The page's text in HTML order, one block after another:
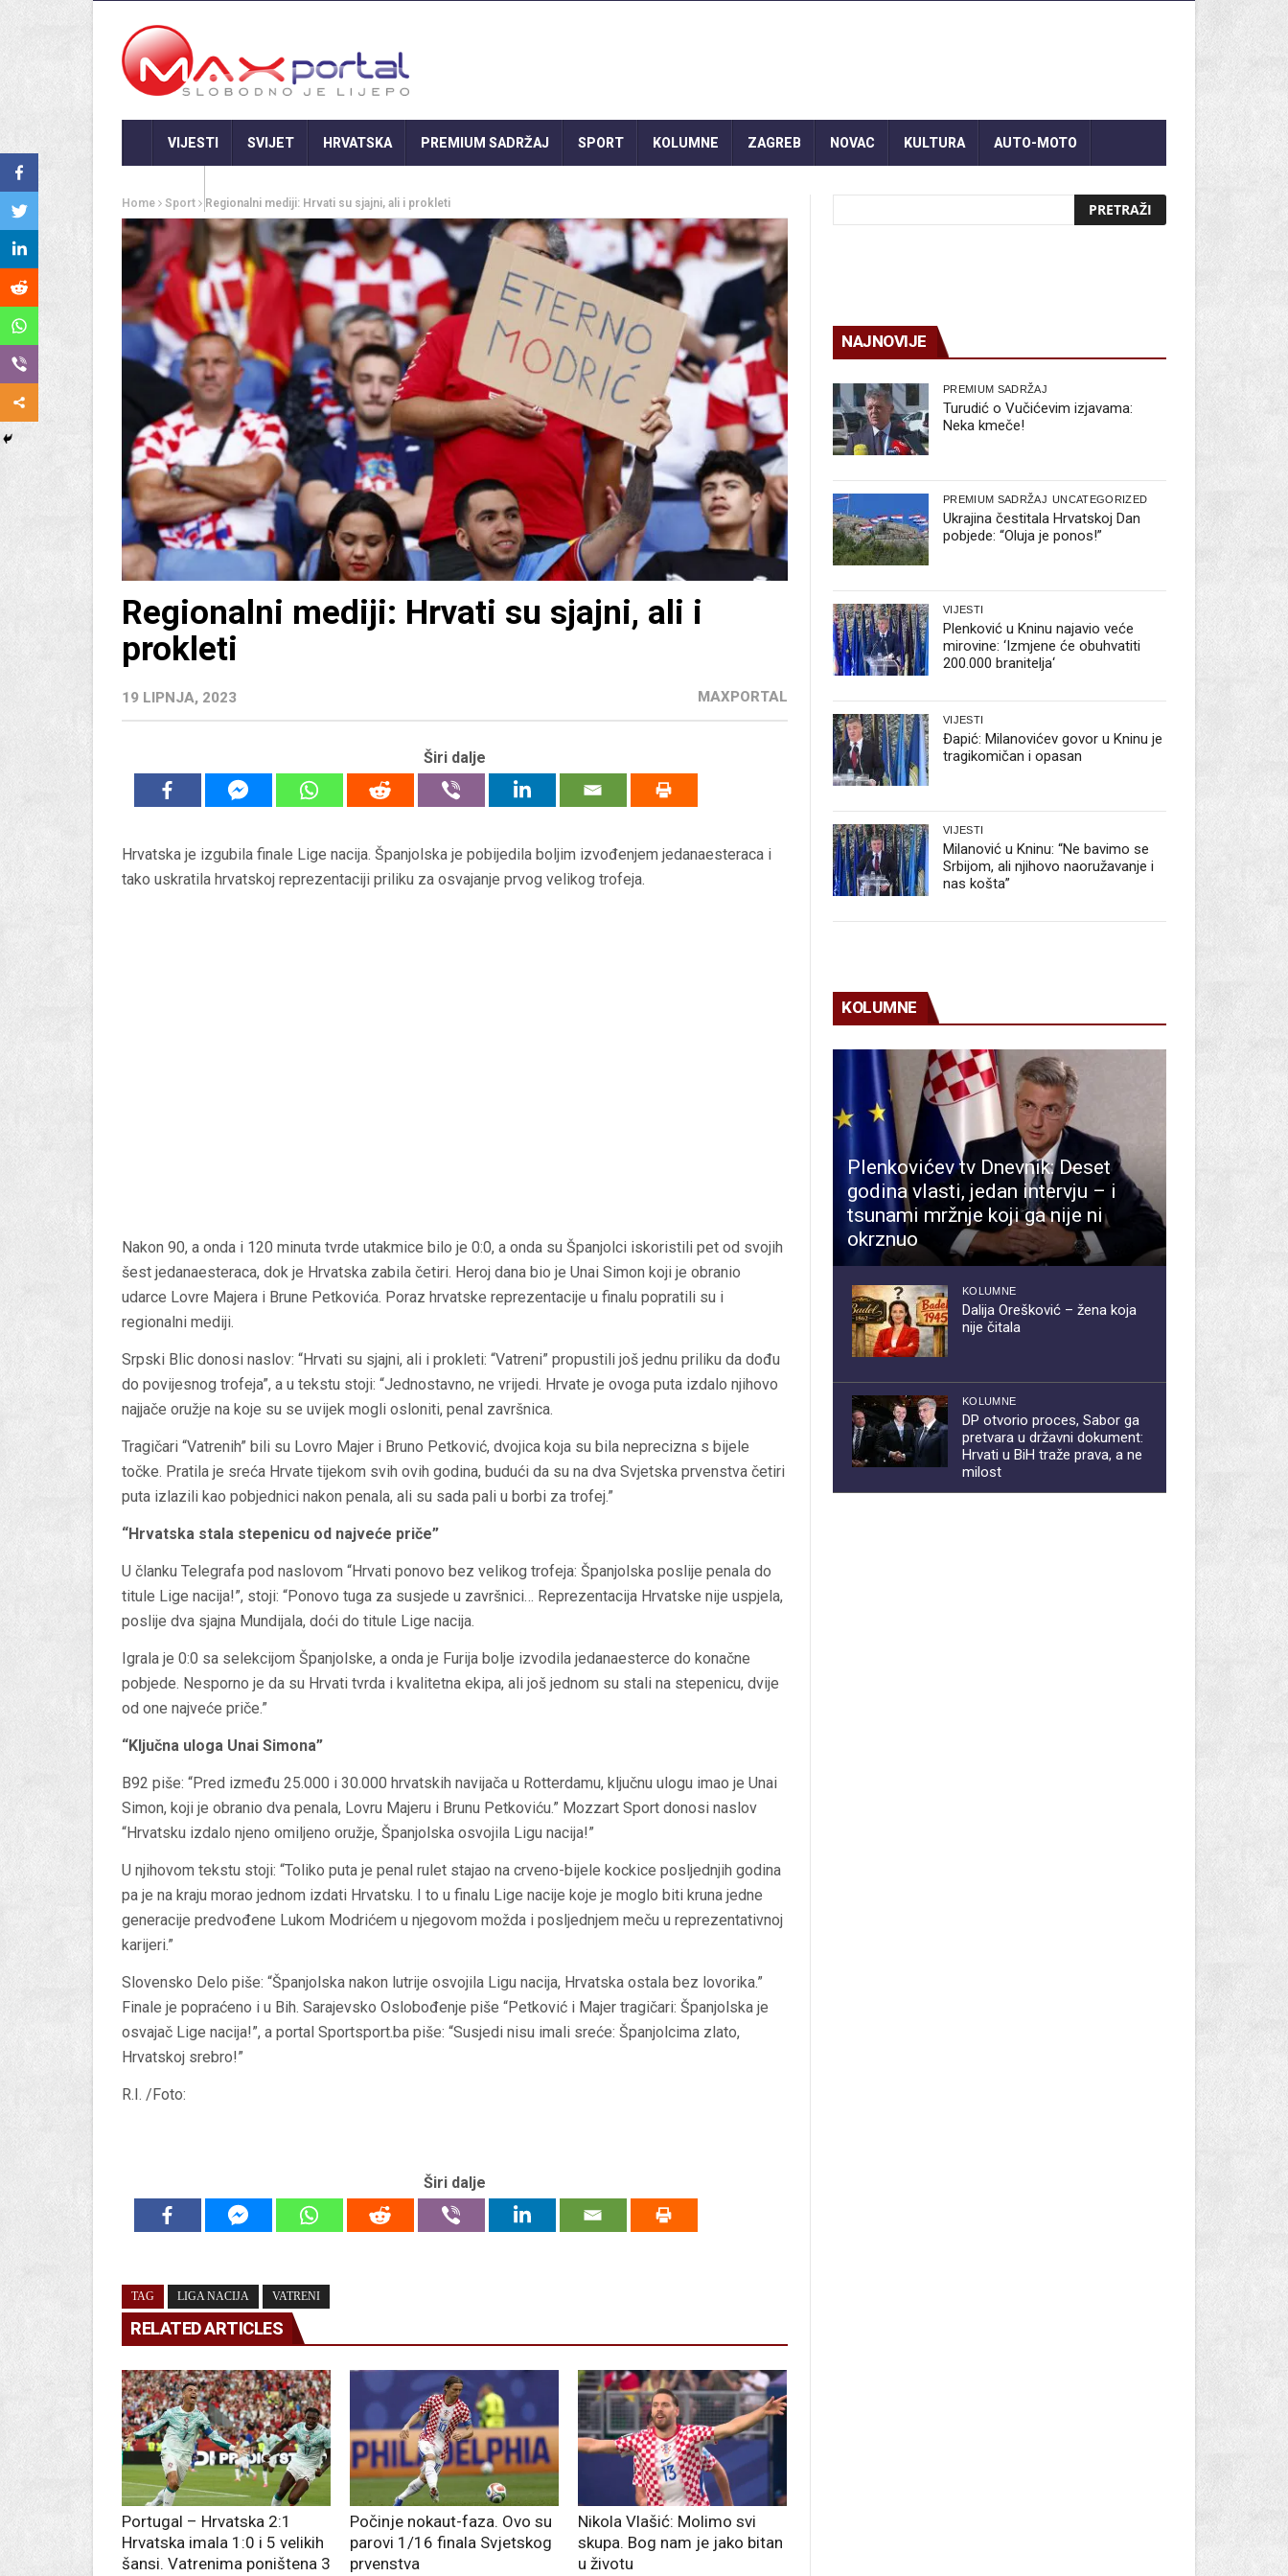
VIJESTI SVIJET HRVATSKA PREMIUM SADRŽAJ SPORT KOLUMNE ZAGREB NOVAC KULTURA AUTO-MOTO
Home Sport Regionalni mediji: Hrvati su sjajni, ali i prokleti
Regionalni mediji: Hrvati su sjajni, ali i
prokleti
19 LIPNJA, 2023 MAXPORTAL
Širi dalje
Hrvatska je izgubila finale Lige nacija. Španjolska je pobijedila boljim izvođenjem jedanaesteraca i
tako uskratila hrvatskoj reprezentaciji priliku za osvajanje prvog velikog trofeja.
Nakon 90, a onda i 120 minuta tvrde utakmice bilo je 0:0, a onda su Španjolci iskoristili pet od svojih
šest jedanaesteraca, dok je Hrvatska zabila četiri. Heroj dana bio je Unai Simon koji je obranio
udarce Lovre Majera i Brune Petkovića. Poraz hrvatske reprezentacije u finalu popratili su i
regionalni mediji.
Srpski Blic donosi naslov: “Hrvati su sjajni, ali i prokleti: “Vatreni” propustili još jednu priliku da dođu
do povijesnog trofeja”, a u tekstu stoji: “Jednostavno, ne vrijedi. Hrvate je ovoga puta izdalo njihovo
najjače oružje na koje su se uvijek mogli osloniti, penal završnica.
Tragičari “Vatrenih” bili su Lovro Majer i Bruno Petković, dvojica koja su bila neprecizna s bijele
točke. Pratila je sreća Hrvate tijekom svih ovih godina, budući da su na dva Svjetska prvenstva četiri
puta izlazili kao pobjednici nakon penala, ali su sada pali u borbi za trofej.”
“Hrvatska stala stepenicu od najveće priče”
U članku Telegrafa pod naslovom “Hrvati ponovo bez velikog trofeja: Španjolska poslije penala do
titule Lige nacija!”, stoji: “Ponovo tuga za susjede u završnici… Reprezentacija Hrvatske nije uspjela,
poslije dva sjajna Mundijala, doći do titule Lige nacija.
Igrala je 0:0 sa selekcijom Španjolske, a onda je Furija bolje izvodila jedanaesterce do konačne
pobjede. Nesporno je da su Hrvati tvrda i kvalitetna ekipa, ali još jednom su stali na stepenicu, dvije
od one najveće priče.”
“Ključna uloga Unai Simona”
B92 piše: “Pred između 25.000 i 30.000 hrvatskih navijača u Rotterdamu, ključnu ulogu imao je Unai
Simon, koji je obranio dva penala, Lovru Majeru i Brunu Petkoviću.” Mozzart Sport donosi naslov
“Hrvatsku izdalo njeno omiljeno oružje, Španjolska osvojila Ligu nacija!”
U njihovom tekstu stoji: “Toliko puta je penal rulet stajao na crveno-bijele kockice posljednjih godina
pa je na kraju morao jednom izdati Hrvatsku. I to u finalu Lige nacije koje je moglo biti kruna jedne
generacije predvođene Lukom Modrićem u njegovom možda i posljednjem meču u reprezentativnoj
karijeri.”
Slovensko Delo piše: “Španjolska nakon lutrije osvojila Ligu nacija, Hrvatska ostala bez lovorika.”
Finale je popraćeno i u Bih. Sarajevsko Oslobođenje piše “Petković i Majer tragičari: Španjolska je
osvajač Lige nacija!”, a portal Sportsport.ba piše: “Susjedi nisu imali sreće: Španjolcima zlato,
Hrvatskoj srebro!”
R.I. /Foto:
Širi dalje
TAG LIGA NACIJA VATRENI
RELATED ARTICLES
Portugal – Hrvatska 2:1
Hrvatska imala 1:0 i 5 velikih
šansi. Vatrenima poništena 3
Počinje nokaut-faza. Ovo su
parovi 1/16 finala Svjetskog
prvenstva
Nikola Vlašić: Molimo svi
skupa. Bog nam je jako bitan
u životu
NAJNOVIJE
PREMIUM SADRŽAJ
Turudić o Vučićevim izjavama:
Neka kmeče!
PREMIUM SADRŽAJ UNCATEGORIZED
Ukrajina čestitala Hrvatskoj Dan
pobjede: “Oluja je ponos!”
VIJESTI
Plenković u Kninu najavio veće
mirovine: ‘Izmjene će obuhvatiti
200.000 branitelja‘
VIJESTI
Đapić: Milanovićev govor u Kninu je
tragikomičan i opasan
VIJESTI
Milanović u Kninu: “Ne bavimo se
Srbijom, ali njihovo naoružavanje i
nas košta”
KOLUMNE
Plenkovićev tv Dnevnik: Deset
godina vlasti, jedan intervju – i
tsunami mržnje koji ga nije ni
okrznuo
KOLUMNE
Dalija Orešković – žena koja
nije čitala
KOLUMNE
DP otvorio proces, Sabor ga
pretvara u državni dokument:
Hrvati u BiH traže prava, a ne
milost